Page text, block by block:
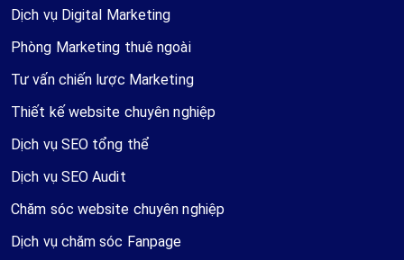
Dịch vụ Digital Marketing
Phòng Marketing thuê ngoài
Tư vấn chiến lược Marketing
Thiết kế website chuyên nghiệp
Dịch vụ SEO tổng thể
Dịch vụ SEO Audit
Chăm sóc website chuyên nghiệp
Dịch vụ chăm sóc Fanpage